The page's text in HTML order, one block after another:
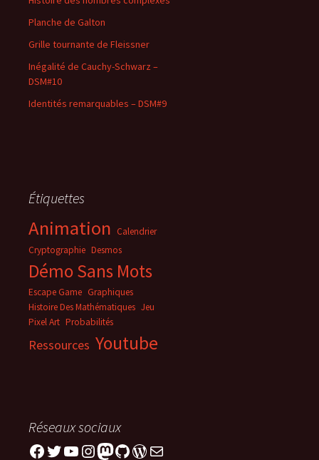
Planche de Galton
Grille tournante de Fleissner
Inégalité de Cauchy-Schwarz –
DSM#10
Identités remarquables – DSM#9
Étiquettes
Animation Calendrier
Cryptographie Desmos
Démo Sans Mots
Escape Game Graphiques
Histoire Des Mathématiques Jeu
Pixel Art Probabilités
Ressources Youtube
Réseaux sociaux
Facebook
Twitter
YouTube
Instagram
Mastodon
GitHub
WordPress
E-mail